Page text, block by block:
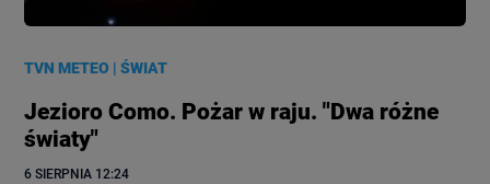
TVN METEO |ŚWIAT
Jezioro Como. Pożar w raju. "Dwa różne
światy"
6 SIERPNIA 12:24